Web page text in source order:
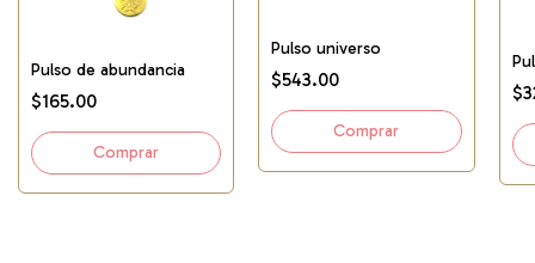
Pulso de abundancia
$165.00
Pulso universo
$543.00